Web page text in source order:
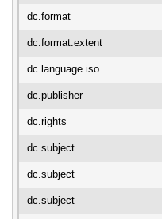
dc.format
dc.format.extent
dc.language.iso
dc.publisher
dc.rights
dc.subject
dc.subject
dc.subject